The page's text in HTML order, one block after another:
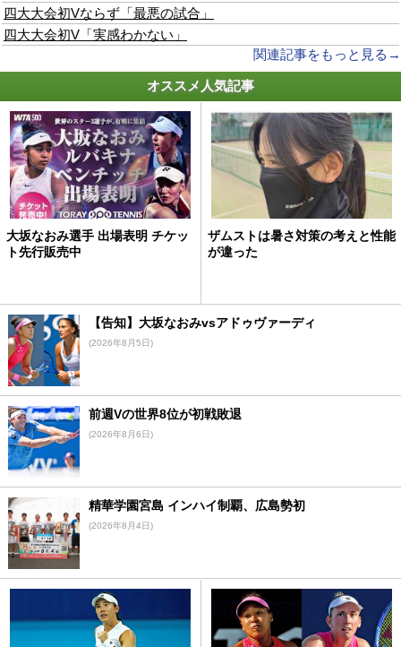
四大大会初Vならず「最悪の試合」
四大大会初V「実感わかない」
関連記事をもっと見る→
オススメ人気記事
大坂なおみ選手 出場表明 チケッ
ト先行販売中
ザムストは暑さ対策の考えと性能
が違った
【告知】大坂なおみvsアドゥヴァーディ
(2026年8月5日)
前週Vの世界8位が初戦敗退
(2026年8月6日)
精華学園宮島 インハイ制覇、広島勢初
(2026年8月4日)